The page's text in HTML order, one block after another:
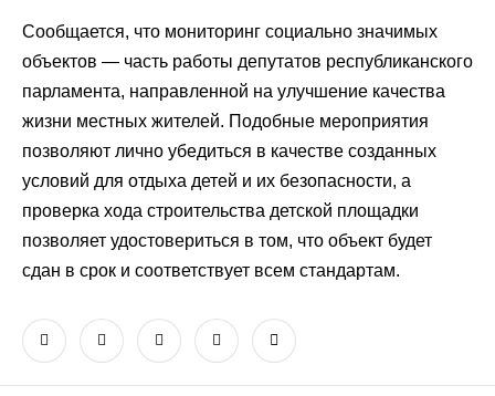
Сообщается, что мониторинг социально значимых
объектов — часть работы депутатов республиканского
парламента, направленной на улучшение качества
жизни местных жителей. Подобные мероприятия
позволяют лично убедиться в качестве созданных
условий для отдыха детей и их безопасности, а
проверка хода строительства детской площадки
позволяет удостовериться в том, что объект будет
сдан в срок и соответствует всем стандартам.